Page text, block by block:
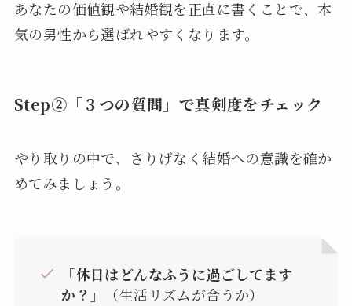
あなたの価値観や結婚観を正直に書くことで、本
気の男性から選ばれやすくなります。
Step②「３つの質問」で真剣度をチェック
やり取りの中で、さりげなく結婚への意識を確か
めてみましょう。
「休日はどんなふうに過ごしてます
か？」
（生活リズムが合うか）